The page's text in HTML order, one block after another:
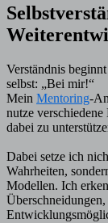
Verständnis
selbst: „Bei mir!“
Mein Mentoring-
nutze
dabei zu
Dabei setze ich
Wahrheiten,
Modellen. Ich